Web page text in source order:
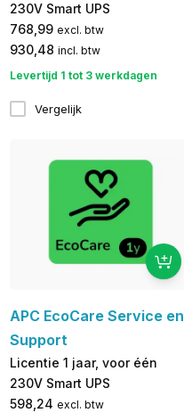
230V Smart UPS
768,99 excl. btw
930,48 incl. btw
Levertijd 1 tot 3 werkdagen
Vergelijk
APC EcoCare Service en
Support
Licentie 1 jaar, voor één
230V Smart UPS
598,24 excl. btw